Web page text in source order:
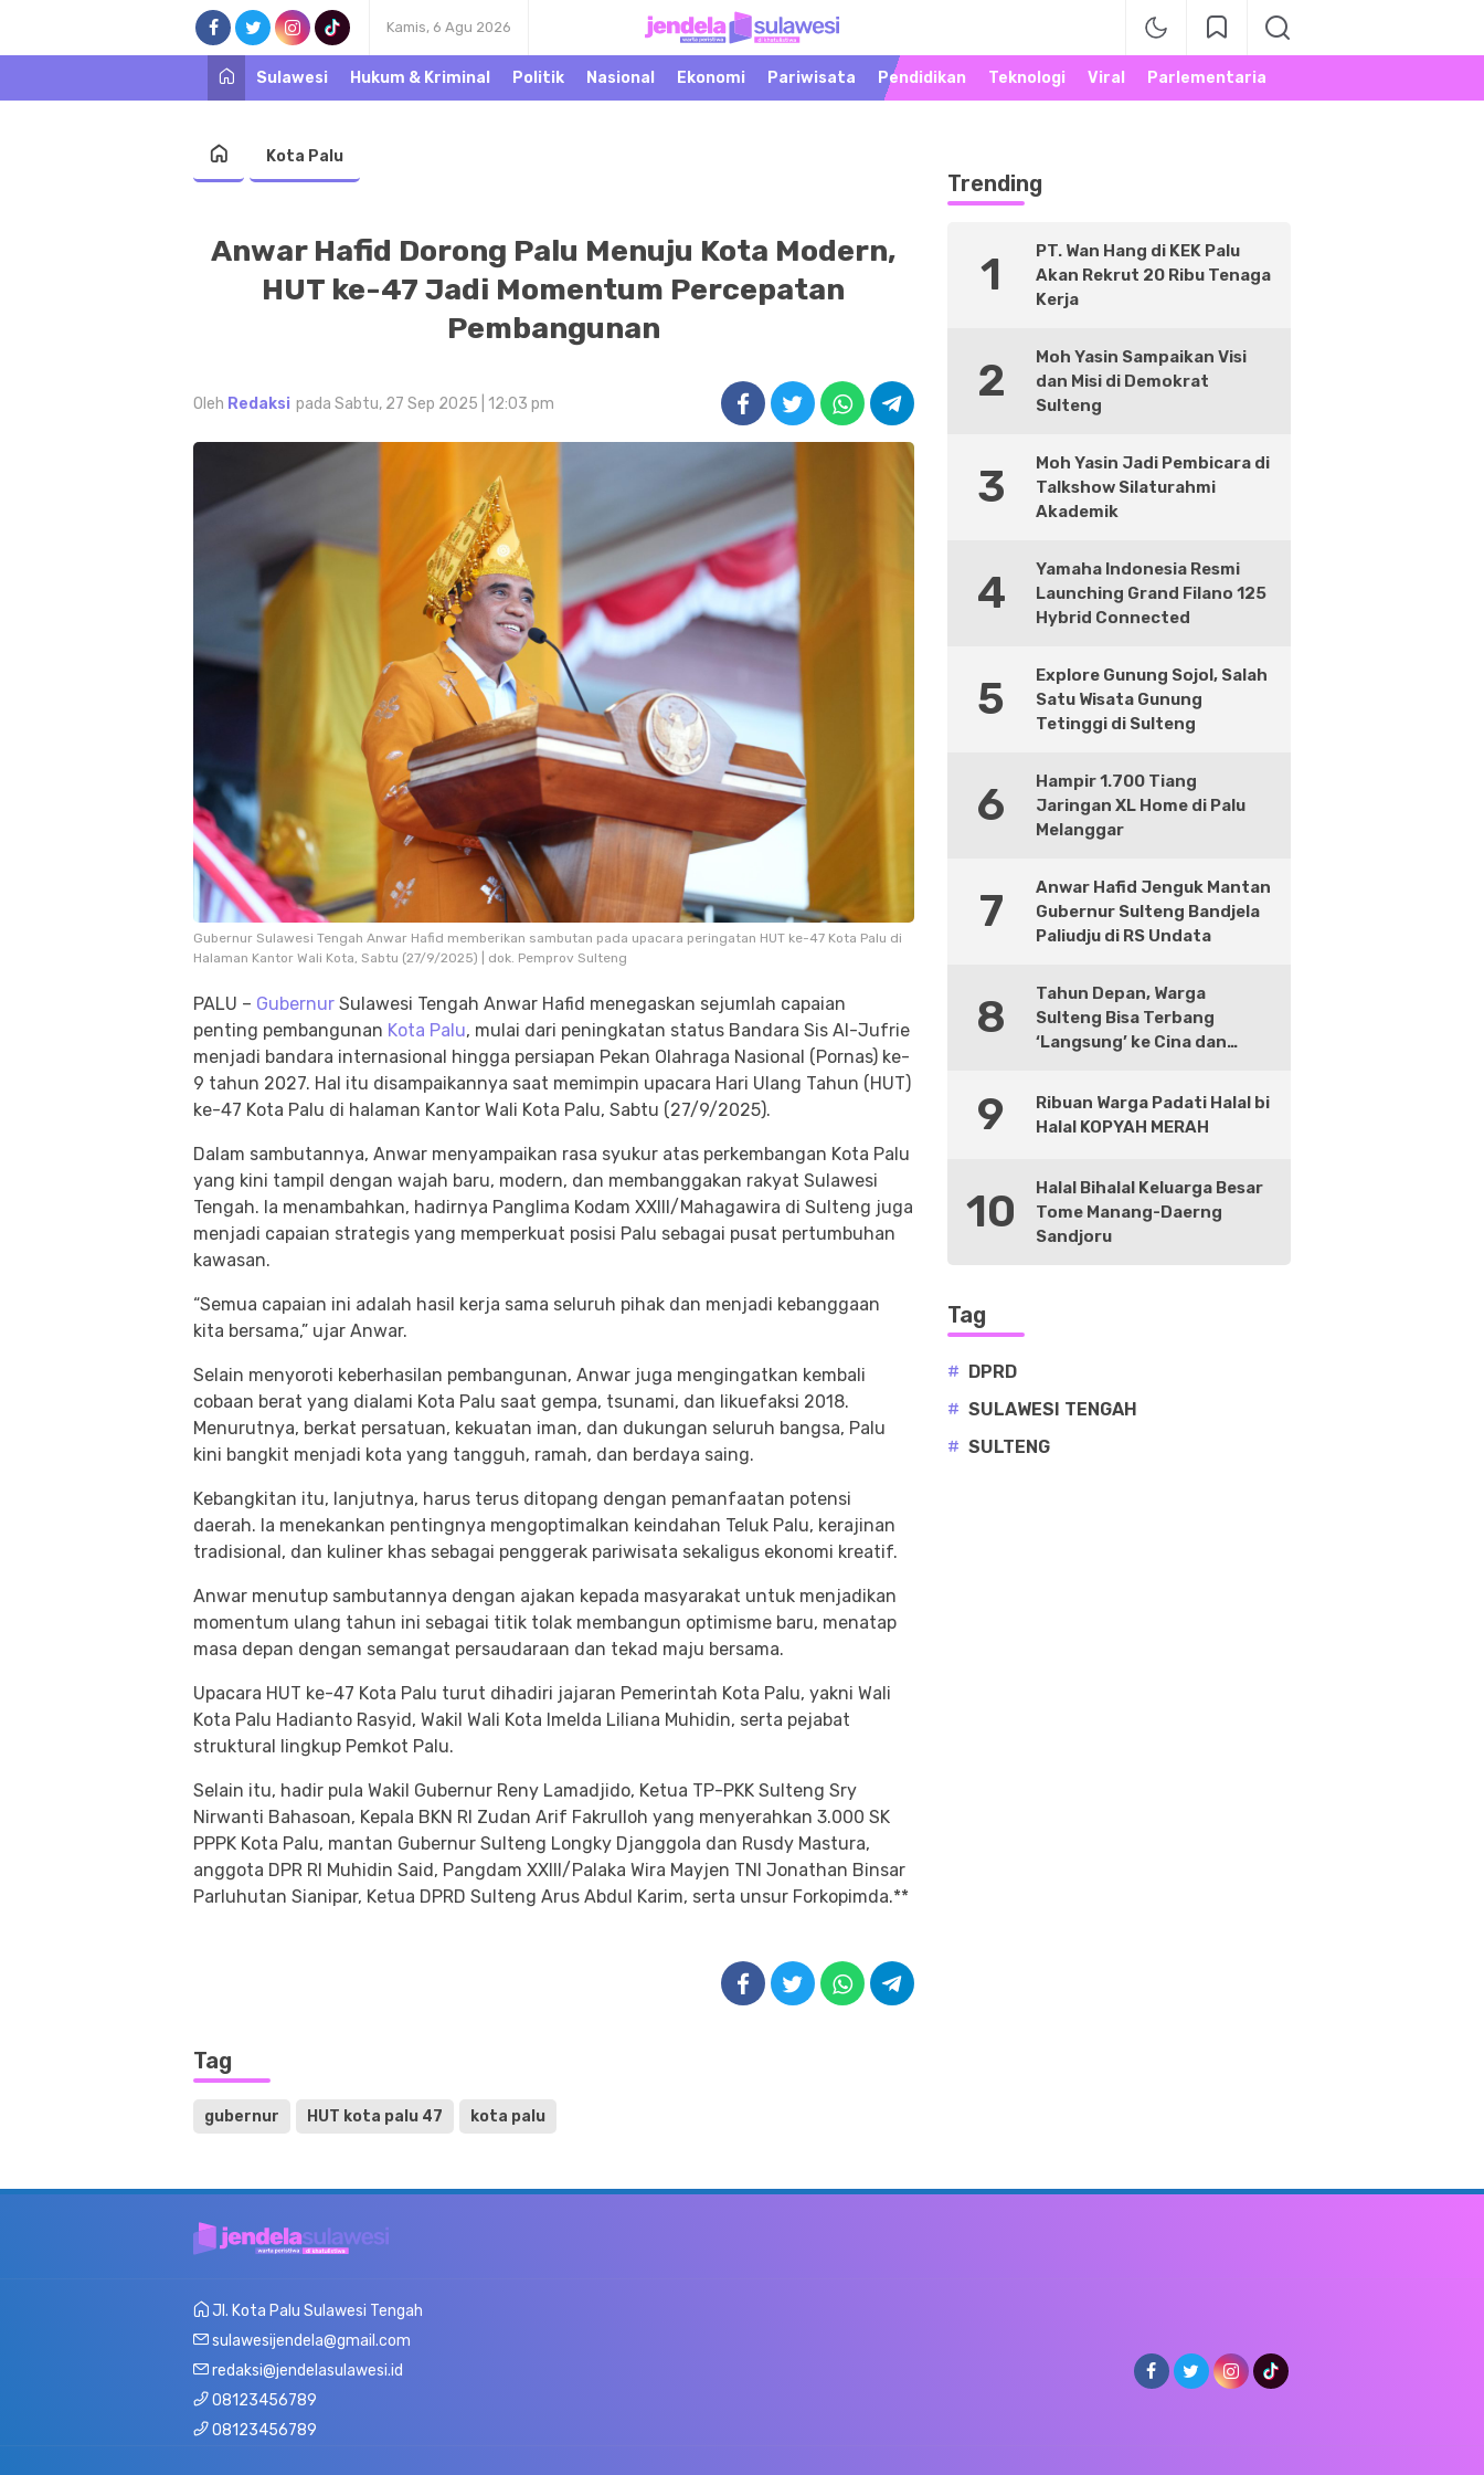
Kamis, 6 Agu 2026
Jendela Sulawesi
Warta Peristiwa di
Khatulistiwa
Sulawesi
Hukum & Kriminal Politik Nasional Ekonomi Pariwisata Pendidikan Teknologi Viral Parlementaria
Kota Palu
Anwar Hafid Dorong Palu Menuju Kota Modern,
HUT ke-47 Jadi Momentum Percepatan
Pembangunan
Oleh Redaksi pada Sabtu, 27 Sep 2025 | 12:03 pm
Gubernur Sulawesi Tengah Anwar Hafid memberikan sambutan pada upacara peringatan HUT ke-47 Kota Palu di
Halaman Kantor Wali Kota, Sabtu (27/9/2025) | dok. Pemprov Sulteng
PALU – Gubernur Sulawesi Tengah Anwar Hafid menegaskan sejumlah capaian
penting pembangunan Kota Palu, mulai dari peningkatan status Bandara Sis Al-Jufrie
menjadi bandara internasional hingga persiapan Pekan Olahraga Nasional (Pornas) ke-
9 tahun 2027. Hal itu disampaikannya saat memimpin upacara Hari Ulang Tahun (HUT)
ke-47 Kota Palu di halaman Kantor Wali Kota Palu, Sabtu (27/9/2025).
Dalam sambutannya, Anwar menyampaikan rasa syukur atas perkembangan Kota Palu
yang kini tampil dengan wajah baru, modern, dan membanggakan rakyat Sulawesi
Tengah. Ia menambahkan, hadirnya Panglima Kodam XXIII/Mahagawira di Sulteng juga
menjadi capaian strategis yang memperkuat posisi Palu sebagai pusat pertumbuhan
kawasan.
“Semua capaian ini adalah hasil kerja sama seluruh pihak dan menjadi kebanggaan
kita bersama,” ujar Anwar.
Selain menyoroti keberhasilan pembangunan, Anwar juga mengingatkan kembali
cobaan berat yang dialami Kota Palu saat gempa, tsunami, dan likuefaksi 2018.
Menurutnya, berkat persatuan, kekuatan iman, dan dukungan seluruh bangsa, Palu
kini bangkit menjadi kota yang tangguh, ramah, dan berdaya saing.
Kebangkitan itu, lanjutnya, harus terus ditopang dengan pemanfaatan potensi
daerah. Ia menekankan pentingnya mengoptimalkan keindahan Teluk Palu, kerajinan
tradisional, dan kuliner khas sebagai penggerak pariwisata sekaligus ekonomi kreatif.
Anwar menutup sambutannya dengan ajakan kepada masyarakat untuk menjadikan
momentum ulang tahun ini sebagai titik tolak membangun optimisme baru, menatap
masa depan dengan semangat persaudaraan dan tekad maju bersama.
Upacara HUT ke-47 Kota Palu turut dihadiri jajaran Pemerintah Kota Palu, yakni Wali
Kota Palu Hadianto Rasyid, Wakil Wali Kota Imelda Liliana Muhidin, serta pejabat
struktural lingkup Pemkot Palu.
Selain itu, hadir pula Wakil Gubernur Reny Lamadjido, Ketua TP-PKK Sulteng Sry
Nirwanti Bahasoan, Kepala BKN RI Zudan Arif Fakrulloh yang menyerahkan 3.000 SK
PPPK Kota Palu, mantan Gubernur Sulteng Longky Djanggola dan Rusdy Mastura,
anggota DPR RI Muhidin Said, Pangdam XXIII/Palaka Wira Mayjen TNI Jonathan Binsar
Parluhutan Sianipar, Ketua DPRD Sulteng Arus Abdul Karim, serta unsur Forkopimda.**
Tag
gubernur HUT kota palu 47 kota palu
Trending
1
PT. Wan Hang di KEK Palu
Akan Rekrut 20 Ribu Tenaga
Kerja
2
Moh Yasin Sampaikan Visi
dan Misi di Demokrat
Sulteng
3
Moh Yasin Jadi Pembicara di
Talkshow Silaturahmi
Akademik
4
Yamaha Indonesia Resmi
Launching Grand Filano 125
Hybrid Connected
5
Explore Gunung Sojol, Salah
Satu Wisata Gunung
Tetinggi di Sulteng
6
Hampir 1.700 Tiang
Jaringan XL Home di Palu
Melanggar
7
Anwar Hafid Jenguk Mantan
Gubernur Sulteng Bandjela
Paliudju di RS Undata
8
Tahun Depan, Warga
Sulteng Bisa Terbang
‘Langsung’ ke Cina dan
9
Ribuan Warga Padati Halal bi
Halal KOPYAH MERAH
10
Halal Bihalal Keluarga Besar
Tome Manang-Daerng
Sandjoru
Tag
# DPRD
# SULAWESI TENGAH
# SULTENG
Jl. Kota Palu Sulawesi Tengah
sulawesijendela@gmail.com
redaksi@jendelasulawesi.id
08123456789
08123456789